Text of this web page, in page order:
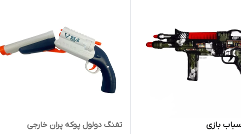
بازی تفنگ دولول پوکه پران خارجی